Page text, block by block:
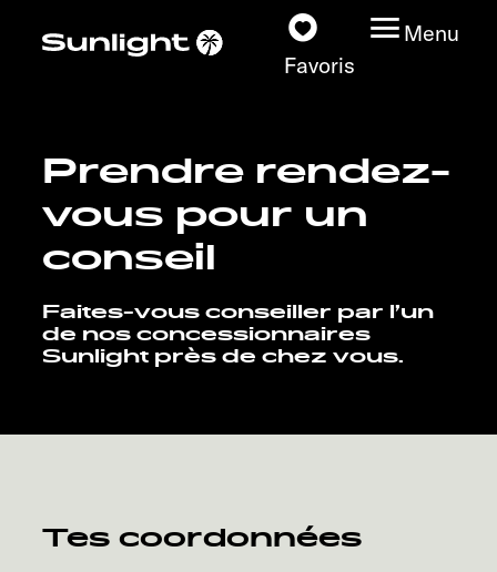
Favoris
Menu
Nos modèles
Configurateur
Recherchez votre
Sunlight
Prendre rendez-
vous pour un
conseil
Faites-vous conseiller par l’un
de nos concessionnaires
Sunlight près de chez vous.
Tes coordonnées